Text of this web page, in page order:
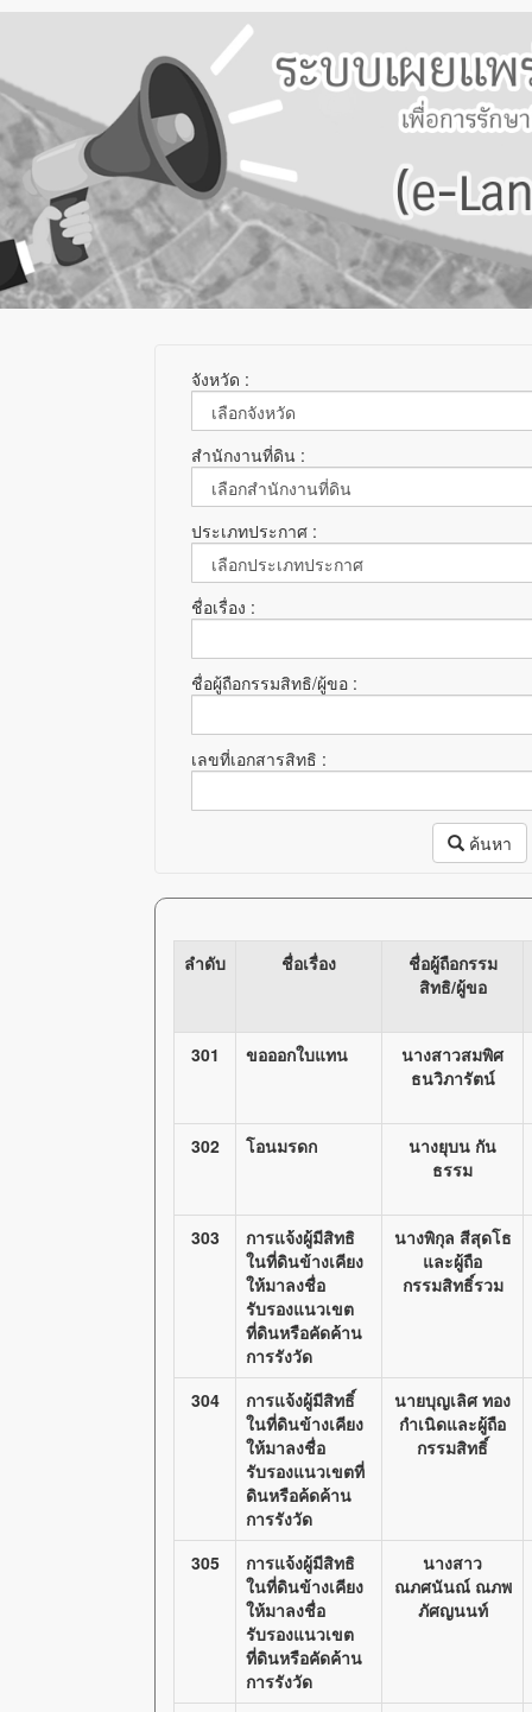
จังหวัด :
สำนักงานที่ดิน :
ประเภทประกาศ :
ชื่อเรื่อง :
ชื่อผู้ถือกรรมสิทธิ/ผู้ขอ :
เลขที่เอกสารสิทธิ :
ค้นหา
ลำดับ ชื่อเรื่อง
ชื่อผู้ถือกรรม
สิทธิ/ผู้ขอ
301 ขอออกใบแทน
นางสาวสมพิศ
ธนวิภารัตน์
302 โอนมรดก
นางยุบน กัน
ธรรม
303
การแจ้งผู้มีสิทธิ
ในที่ดินข้างเคียง
ให้มาลงชื่อ
รับรองแนวเขต
ที่ดินหรือคัดค้าน
การรังวัด
นางพิกุล สีสุดโธ
และผู้ถือ
กรรมสิทธิ์รวม
304
การแจ้งผู้มีสิทธิ์
ในที่ดินข้างเคียง
ให้มาลงชื่อ
รับรองแนวเขตที่
ดินหรือค้ดค้าน
การรังวัด
นายบุญเลิศ ทอง
กำเนิดและผู้ถือ
กรรมสิทธิ์
305
การแจ้งผู้มีสิทธิ
ในที่ดินข้างเคียง
ให้มาลงชื่อ
รับรองแนวเขต
ที่ดินหรือคัดค้าน
การรังวัด
นางสาว
ณภศนันณ์ ณภพ
ภัศญนนท์